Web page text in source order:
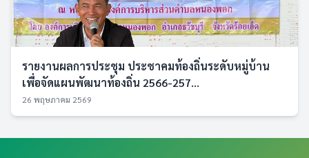
รายงานผลการประชุม ประชาคมท้องถิ่นระดับหมู่บ้าน
เพื่อจัดแผนพัฒนาท้องถิ่น 2566-257...
26 พฤษภาคม 2569